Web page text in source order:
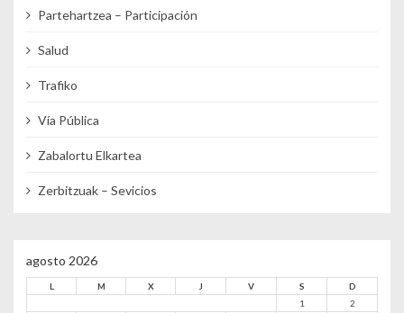
Partehartzea – Participación
Salud
Trafiko
Vía Pública
Zabalortu Elkartea
Zerbitzuak – Sevicios
agosto 2026
L M X J V S
D
1
2